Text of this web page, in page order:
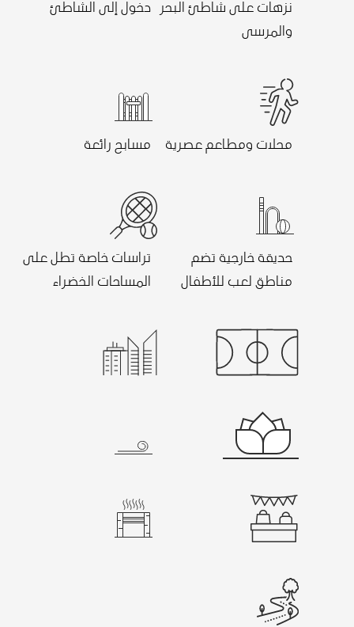
نزهات على شاطئ البحر
والمرسى
دخول إلى الشاطئ
محلات ومطاعم عصرية مسابح رائعة
حديقة خارجية تضم
مناطق لعب للأطفال
تراسات خاصة تطل على
المساحات الخضراء